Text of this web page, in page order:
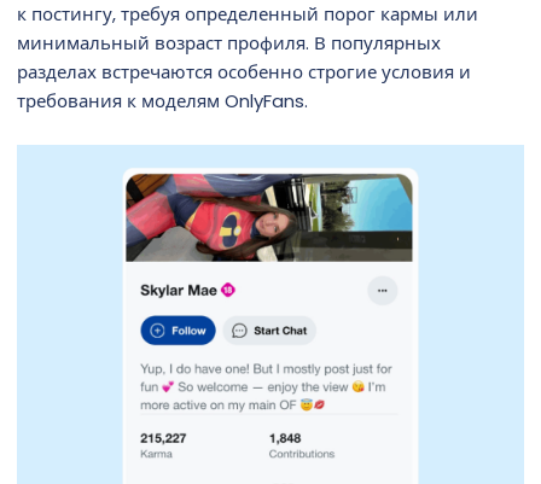
к постингу, требуя определенный порог кармы или
минимальный возраст профиля. В популярных
разделах встречаются особенно строгие условия и
требования к моделям OnlyFans.